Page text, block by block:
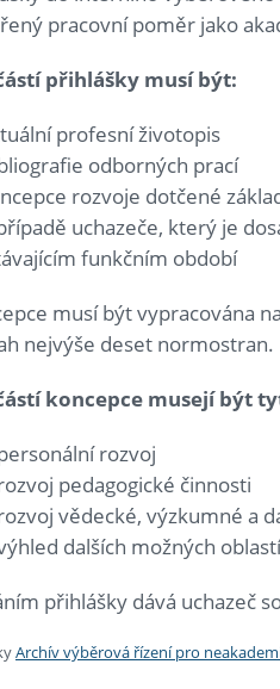
pracovní poměr jako
přihlášky musí být:
profesní životopis
odborných prací
rozvoje dotčené
uchazeče, který je
funkčním období
musí být vypracována
nejvýše deset normostran.
koncepce musejí být
rozvoj
pedagogické činnosti
vědecké, výzkumné a
dalších možných
přihlášky dává uchazeč
Archív výběrová řízení pro